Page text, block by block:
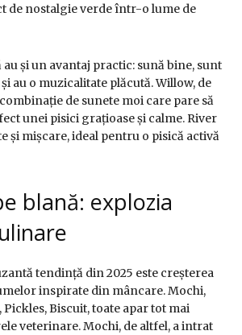
de nostalgie verde într-o lume de
și un avantaj practic: sună bine, sunt
au o muzicalitate plăcută. Willow, de
de sunete moi care pare să
unei pisici grațioase și calme. River
și mișcare, ideal pentru o pisică activă
blană: explozia
tendință din 2025 este creșterea
inspirate din mâncare. Mochi,
Pickles, Biscuit, toate apar tot mai
veterinare. Mochi, de altfel, a intrat